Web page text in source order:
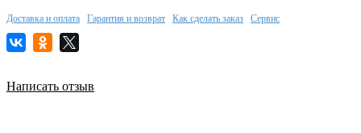
Доставка и оплата Гарантия и возврат Как сделать заказ Сервис
Написать отзыв